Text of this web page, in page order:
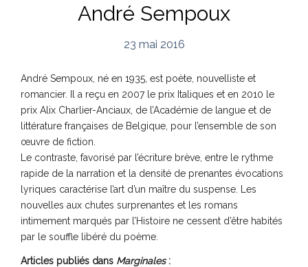
André Sempoux
23 mai 2016
André Sempoux, né en 1935, est poète, nouvelliste et
romancier. Il a reçu en 2007 le prix Italiques et en 2010 le
prix Alix Charlier-Anciaux, de l’Académie de langue et de
littérature françaises de Belgique, pour l’ensemble de son
œuvre de fiction.
Le contraste, favorisé par l’écriture brève, entre le rythme
rapide de la narration et la densité de prenantes évocations
lyriques caractérise l’art d’un maître du suspense. Les
nouvelles aux chutes surprenantes et les romans
intimement marqués par l’Histoire ne cessent d’être habités
par le souffle libéré du poème.
Articles publiés dans Marginales: